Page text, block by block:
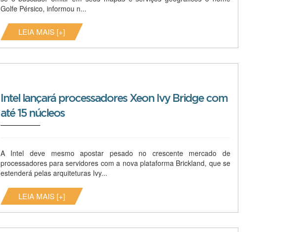
Golfe Pérsico, informou n...
LEIA MAIS [+]
Intel lançará processadores Xeon Ivy Bridge com
até 15 núcleos
A Intel deve mesmo apostar pesado no crescente mercado de
processadores para servidores com a nova plataforma Brickland, que se
estenderá pelas arquiteturas Ivy...
LEIA MAIS [+]